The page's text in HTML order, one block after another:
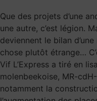
Que des projets d’une
une autre, c’est légion.
deviennent le bilan
chose plutôt étrange…
Vif L’Express a tiré en
molenbeekoise, MR-
notamment la